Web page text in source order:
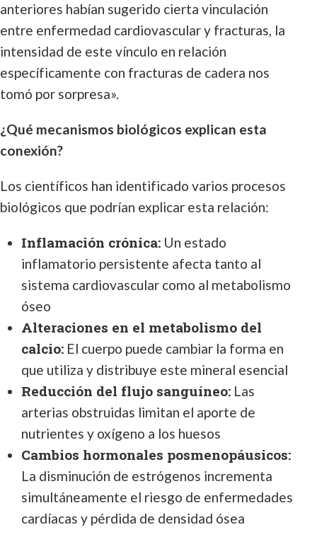
anteriores habían sugerido cierta vinculación
entre enfermedad cardiovascular y fracturas, la
intensidad de este vínculo en relación
específicamente con fracturas de cadera nos
tomó por sorpresa».
¿Qué mecanismos biológicos explican esta
conexión?
Los científicos han identificado varios procesos
biológicos que podrían explicar esta relación:
Inflamación crónica: Un estado
inflamatorio persistente afecta tanto al
sistema cardiovascular como al metabolismo
óseo
Alteraciones en el metabolismo del
calcio: El cuerpo puede cambiar la forma en
que utiliza y distribuye este mineral esencial
Reducción del flujo sanguíneo: Las
arterias obstruidas limitan el aporte de
nutrientes y oxígeno a los huesos
Cambios hormonales posmenopáusicos:
La disminución de estrógenos incrementa
simultáneamente el riesgo de enfermedades
cardíacas y pérdida de densidad ósea